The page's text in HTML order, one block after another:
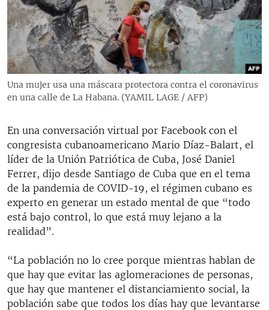
RADIO MARTÍ
ESPECIALES
ESPECIALES
LA REALIDAD DE LA VIVIENDA EN CUBA
SER VIEJO EN CUBA
LOS SANTOS DE HIALEAH
DESINFORMACIÓN RUSA EN AMÉRICA LATINA
LA INVASIÓN DE RUSIA A UCRANIA
MULTIMEDIA
EDITORIALES
Una mujer usa una máscara protectora contra el coronavirus
en una calle de La Habana. (YAMIL LAGE / AFP)
En una conversación virtual por Facebook con el
congresista cubanoamericano Mario Díaz-Balart, el
líder de la Unión Patriótica de Cuba, José Daniel
Ferrer, dijo desde Santiago de Cuba que en el tema
de la pandemia de COVID-19, el régimen cubano es
experto en generar un estado mental de que “todo
está bajo control, lo que está muy lejano a la
realidad”.
“La población no lo cree porque mientras hablan de
que hay que evitar las aglomeraciones de personas,
que hay que mantener el distanciamiento social, la
población sabe que todos los días hay que levantarse